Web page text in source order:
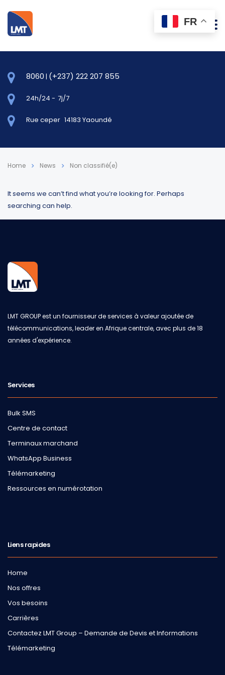
8060 | (+237) 222 207 855
24h/24 - 7j/7
Rue ceper 14183 Yaoundé
Home News Non classifié(e)
It seems we can’t find what you’re looking for. Perhaps
searching can help.
LMT GROUP est un fournisseur de services à valeur ajoutée de
télécommunications, leader en Afrique centrale, avec plus de 18
années d'expérience.
Services
Bulk SMS
Centre de contact
Terminaux marchand
WhatsApp Business
Télémarketing
Ressources en numérotation
Liens rapides
Home
Nos offres
Vos besoins
Carrières
Contactez LMT Group – Demande de Devis et Informations
Télémarketing
FR